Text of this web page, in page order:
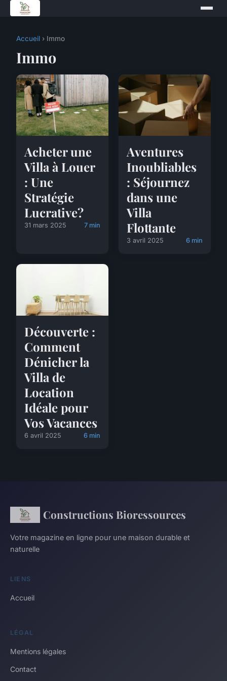
Accueil › Immo
Immo
Acheter une
Villa à Louer
: Une
Stratégie
Lucrative?
31 mars 2025 7 min
Aventures
Inoubliables
: Séjournez
dans une
Villa
Flottante
3 avril 2025 6 min
Découverte :
Comment
Dénicher la
Villa de
Location
Idéale pour
Vos Vacances
6 avril 2025 6 min
Constructions Bioressources
Votre magazine en ligne pour une maison durable et
naturelle
LIENS
Accueil
LÉGAL
Mentions légales
Contact